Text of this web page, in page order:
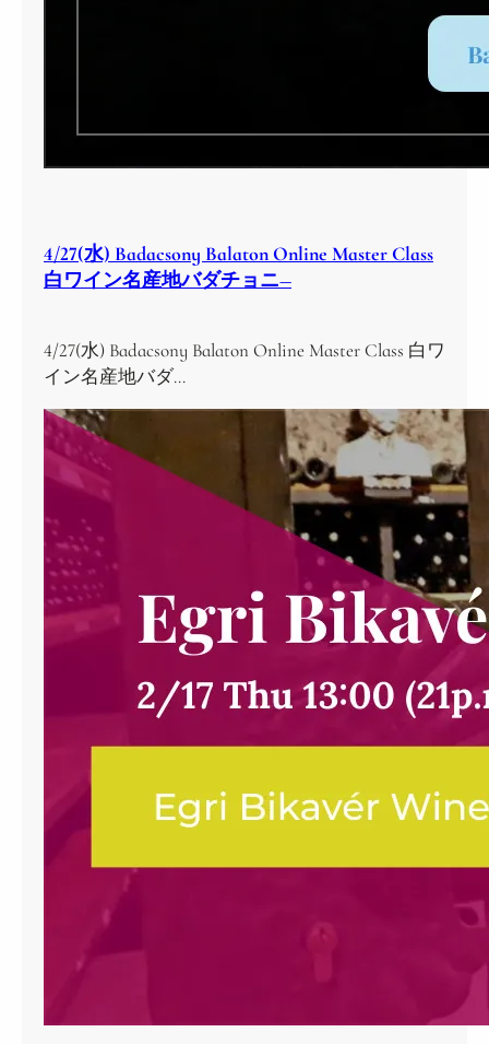
4/27(水) Badacsony Balaton Online Master Class
白ワイン名産地バダチョニ―
4/27(水) Badacsony Balaton Online Master Class 白ワ
イン名産地バダ…